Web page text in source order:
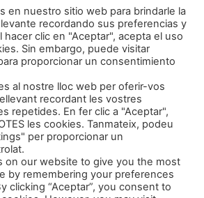
Edición (1)
tu Obra (1)
(1)
en nuestro sitio web para brindarle la
recordando sus preferencias y
hacer clic en "Aceptar", acepta el uso
Sin embargo, puede visitar
proporcionar un consentimiento
al nostre lloc web per oferir-vos
recordant les vostres
repetides. En fer clic a "Aceptar",
les cookies. Tanmateix, podeu
per proporcionar un
on our website to give you the most
by remembering your preferences
clicking “Aceptar”, you consent to